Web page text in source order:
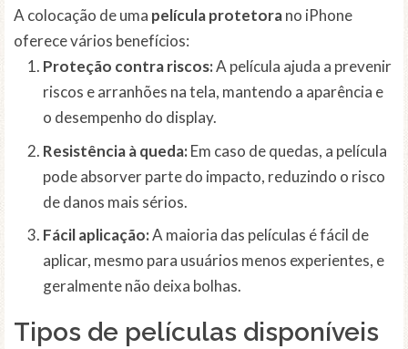
A colocação de uma película protetorano iPhone
oferece vários benefícios:
Proteção contra riscos:A película ajuda a prevenir
riscos e arranhões na tela, mantendo a aparência e
o desempenho do display.
Resistência à queda:Em caso de quedas, a película
pode absorver parte do impacto, reduzindo o risco
de danos mais sérios.
Fácil aplicação:A maioria das películas é fácil de
aplicar, mesmo para usuários menos experientes, e
geralmente não deixa bolhas.
Tipos de películas disponíveis